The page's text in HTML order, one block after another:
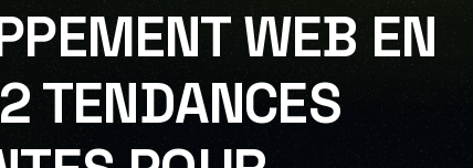
WEB EN
TENDANCES